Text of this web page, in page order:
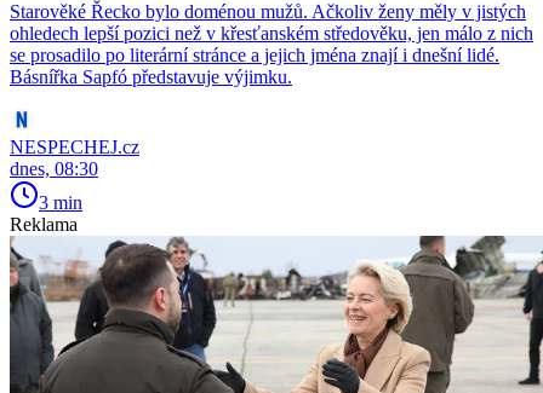
Starověké Řecko bylo doménou mužů. Ačkoliv ženy měly v jistých
ohledech lepší pozici než v křesťanském středověku, jen málo z nich
se prosadilo po literární stránce a jejich jména znají i dnešní lidé.
Básnířka Sapfó představuje výjimku.
NESPECHEJ.cz
dnes, 08:30
3 min
Reklama